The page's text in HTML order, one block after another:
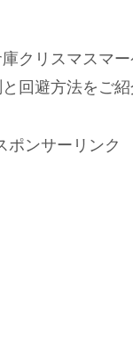
クリスマスマ
回避方法をご紹
ポンサーリンク